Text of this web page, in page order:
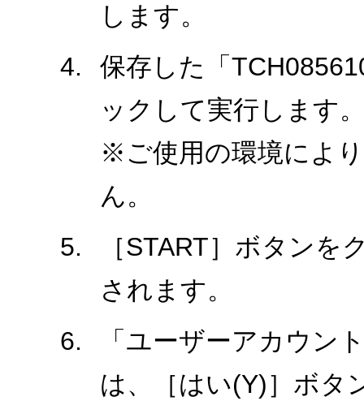
します。
保存した「
ックして実行します
※ご使用の環境によ
ん。
［START］ボタン
されます。
「ユーザーアカウン
は、［はい(Y)］ボタ